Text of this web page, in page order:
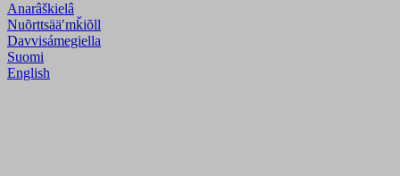
Anarâškielâ
Nuõrttsääʹmǩiõll
Davvisámegiella
Suomi
English